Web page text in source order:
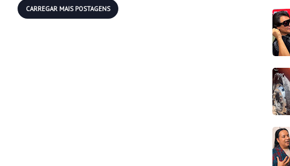
CARREGAR MAIS POSTAGENS